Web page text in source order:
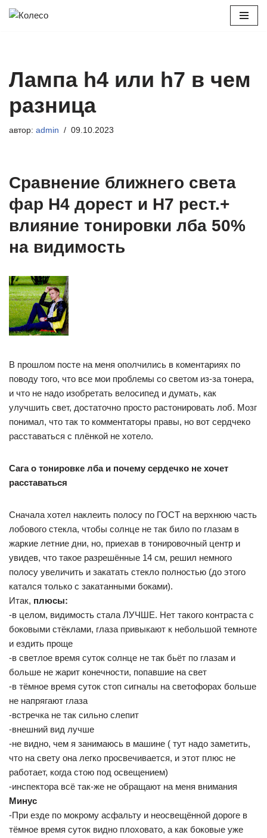
Лампа h4 или h7 в чем
разница
автор: admin 09.10.2023
Сравнение ближнего света
фар H4 дорест и H7 рест.+
влияние тонировки лба 50%
на видимость
В прошлом посте на меня ополчились в коментариях по
поводу того, что все мои проблемы со светом из-за тонера,
и что не надо изобретать велосипед и думать, как
улучшить свет, достаточно просто растонировать лоб. Мозг
понимал, что так то комментаторы правы, но вот сердчеко
расставаться с плёнкой не хотело.
Сага о тонировке лба и почему сердечко не хочет
расставаться
Сначала хотел наклеить полосу по ГОСТ на верхнюю часть
лобового стекла, чтобы солнце не так било по глазам в
жаркие летние дни, но, приехав в тонировочный центр и
увидев, что такое разрешённые 14 см, решил немного
полосу увеличить и закатать стекло полностью (до этого
катался только с закатанными боками).
Итак, плюсы:
-в целом, видимость стала ЛУЧШЕ. Нет такого контраста с
боковыми стёклами, глаза привыкают к небольшой темноте
и ездить проще
-в светлое время суток солнце не так бьёт по глазам и
больше не жарит конечности, попавшие на свет
-в тёмное время суток стоп сигналы на светофорах больше
не напрягают глаза
-встречка не так сильно слепит
-внешний вид лучше
-не видно, чем я занимаюсь в машине ( тут надо заметить,
что на свету она легко просвечивается, и этот плюс не
работает, когда стою под освещением)
-инспектора всё так-же не обращают на меня внимания
Минус
-При езде по мокрому асфальту и неосвещённой дороге в
тёмное время суток видно плоховато, а как боковые уже